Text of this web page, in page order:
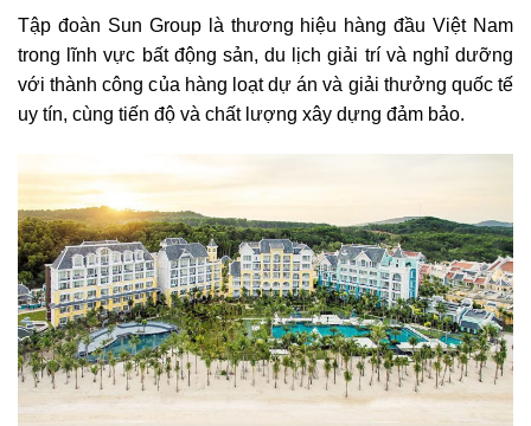
Tập đoàn Sun Group là thương hiệu hàng đầu Việt Nam
trong lĩnh vực bất động sản, du lịch giải trí và nghỉ dưỡng
với thành công của hàng loạt dự án và giải thưởng quốc tế
uy tín, cùng tiến độ và chất lượng xây dựng đảm bảo.